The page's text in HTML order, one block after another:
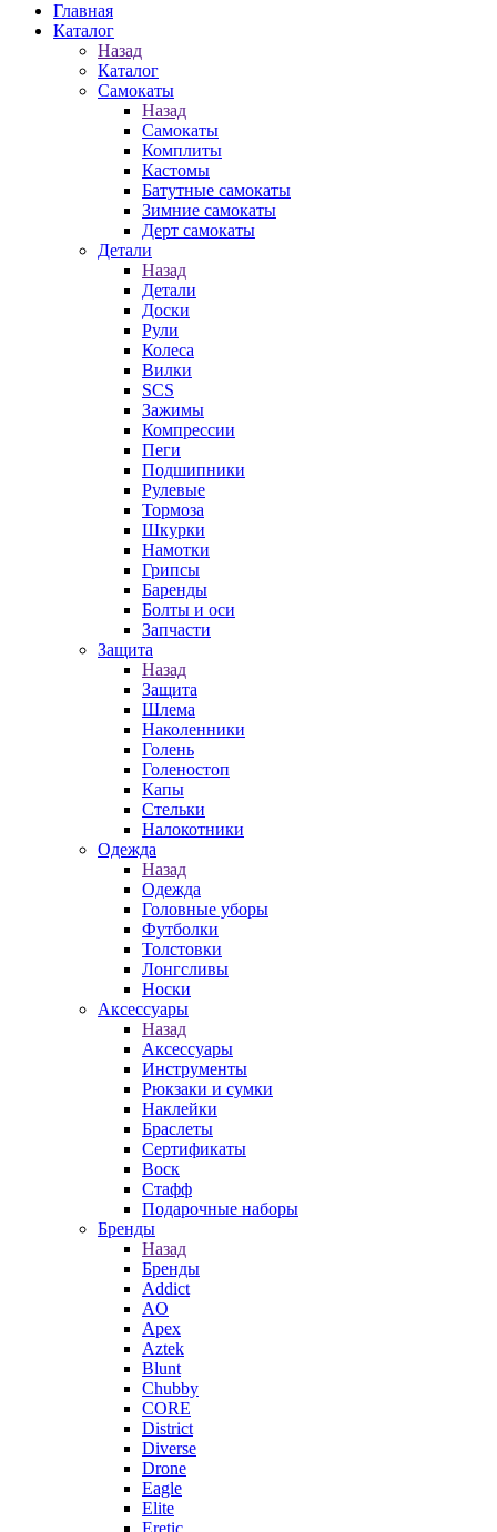
Главная
Каталог
Назад
Каталог
Самокаты
Назад
Самокаты
Комплиты
Кастомы
Батутные самокаты
Зимние самокаты
Дерт самокаты
Детали
Назад
Детали
Доски
Рули
Колеса
Вилки
SCS
Зажимы
Компрессии
Пеги
Подшипники
Рулевые
Тормоза
Шкурки
Намотки
Грипсы
Баренды
Болты и оси
Запчасти
Защита
Назад
Защита
Шлема
Наколенники
Голень
Голеностоп
Капы
Стельки
Налокотники
Одежда
Назад
Одежда
Головные уборы
Футболки
Толстовки
Лонгсливы
Носки
Аксессуары
Назад
Аксессуары
Инструменты
Рюкзаки и сумки
Наклейки
Браслеты
Сертификаты
Воск
Стафф
Подарочные наборы
Бренды
Назад
Бренды
Addict
AO
Apex
Aztek
Blunt
Chubby
CORE
District
Diverse
Drone
Eagle
Elite
Eretic